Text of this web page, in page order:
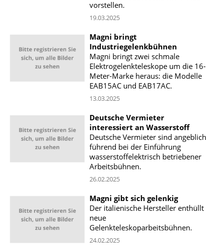
vorstellen.
19.03.2025
Magni bringt
Industriegelenkbühnen
Magni bringt zwei schmale
Elektrogelenkteleskope um die 16-
Meter-Marke heraus: die Modelle
EAB15AC und EAB17AC.
13.03.2025
Deutsche Vermieter
interessiert an Wasserstoff
Deutsche Vermieter sind angeblich
führend bei der Einführung
wasserstoffelektrisch betriebener
Arbeitsbühnen.
26.02.2025
Magni gibt sich gelenkig
Der italienische Hersteller enthüllt
neue
Gelenkteleskoparbeitsbühnen.
24.02.2025